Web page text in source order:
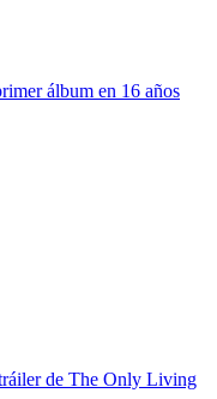
álbum en 16 años
de The Only Living